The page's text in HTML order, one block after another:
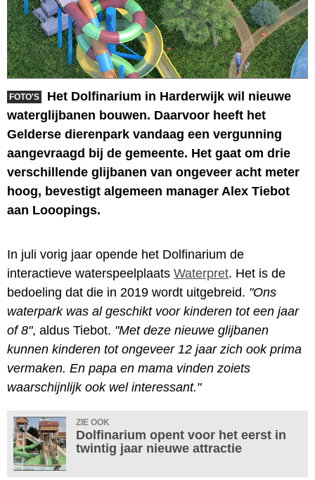
FOTO'S
Het Dolfinarium in Harderwijk wil nieuwe
waterglijbanen bouwen. Daarvoor heeft het
Gelderse dierenpark vandaag een vergunning
aangevraagd bij de gemeente. Het gaat om drie
verschillende glijbanen van ongeveer acht meter
hoog, bevestigt algemeen manager Alex Tiebot
aan Looopings.
In juli vorig jaar opende het Dolfinarium de
interactieve waterspeelplaats Waterpret. Het is de
bedoeling dat die in 2019 wordt uitgebreid. "Ons
waterpark was al geschikt voor kinderen tot een jaar
of 8", aldus Tiebot. "Met deze nieuwe glijbanen
kunnen kinderen tot ongeveer 12 jaar zich ook prima
vermaken. En papa en mama vinden zoiets
waarschijnlijk ook wel interessant."
ZIE OOK
Dolfinarium opent voor het eerst in
twintig jaar nieuwe attractie